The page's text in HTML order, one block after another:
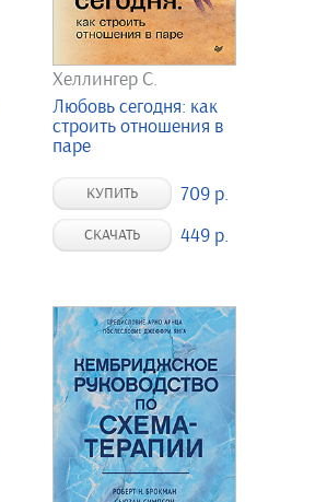
Хеллингер С.
Любовь сегодня: как
строить отношения в
паре
КУПИТЬ 709 р.
СКАЧАТЬ 449 р.